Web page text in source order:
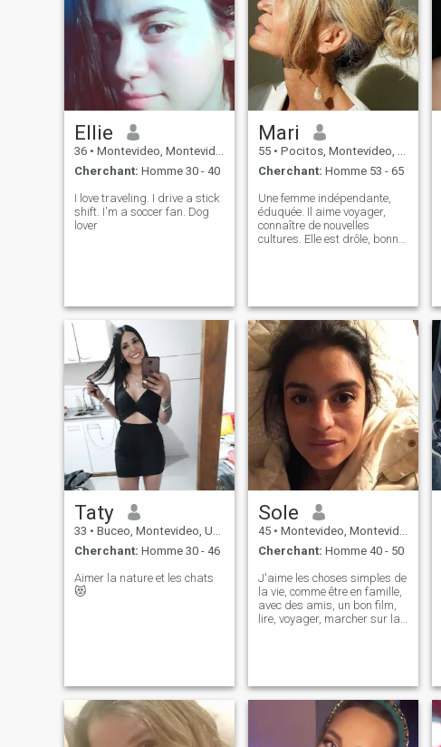
Ellie
36 • Montevideo, Montevideo, Uruguay
Cherchant: Homme 30 - 40
I love traveling. I drive a stick
shift. I'm a soccer fan. Dog
lover
Mari
55 • Pocitos, Montevideo, Uruguay
Cherchant: Homme 53 - 65
Une femme indépendante,
éduquée. Il aime voyager,
connaître de nouvelles
cultures. Elle est drôle, bonne
Taty
33 • Buceo, Montevideo, Uruguay
Cherchant: Homme 30 - 46
Aimer la nature et les chats
😻
Sole
45 • Montevideo, Montevideo, Uruguay
Cherchant: Homme 40 - 50
J'aime les choses simples de
la vie, comme être en famille,
avec des amis, un bon film,
lire, voyager, marcher sur la